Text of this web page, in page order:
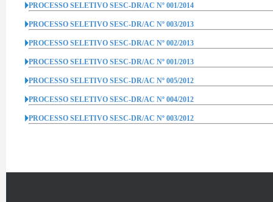
PROCESSO SELETIVO SESC-DR/AC Nº 001/2014
PROCESSO SELETIVO SESC-DR/AC Nº 003/2013
PROCESSO SELETIVO SESC-DR/AC Nº 002/2013
PROCESSO SELETIVO SESC-DR/AC Nº 001/2013
PROCESSO SELETIVO SESC-DR/AC Nº 005/2012
PROCESSO SELETIVO SESC-DR/AC Nº 004/2012
PROCESSO SELETIVO SESC-DR/AC Nº 003/2012